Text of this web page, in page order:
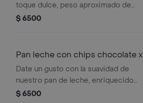
toque dulce, peso aproximado de
440g.
$ 6500
Pan leche con chips chocolate x
8 unds
Date un gusto con la suavidad de
nuestro pan de leche, enriquecido
con deliciosas chispas de chocolate.
$ 6500